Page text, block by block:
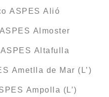
ASPES Alió
Almoster
Altafulla
Ametlla de Mar (L’)
Ampolla (L’)